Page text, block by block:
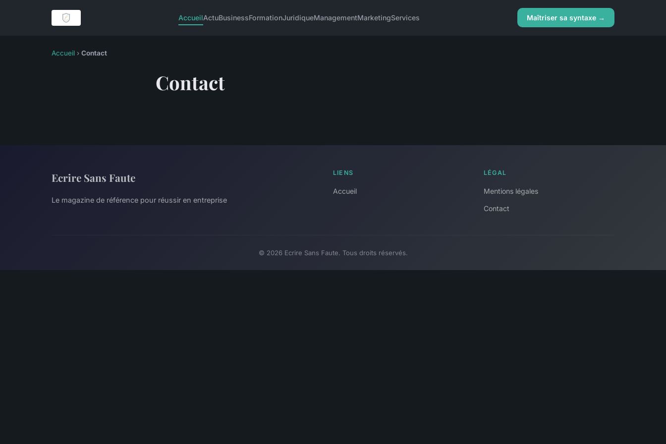
AccueilActuBusinessFormationJuridiqueManagementMarketingServices Maîtriser sa syntaxe →
Accueil › Contact
Contact
Ecrire Sans Faute
Le magazine de référence pour réussir en entreprise
LIENS
Accueil
LÉGAL
Mentions légales
Contact
© 2026 Ecrire Sans Faute. Tous droits réservés.